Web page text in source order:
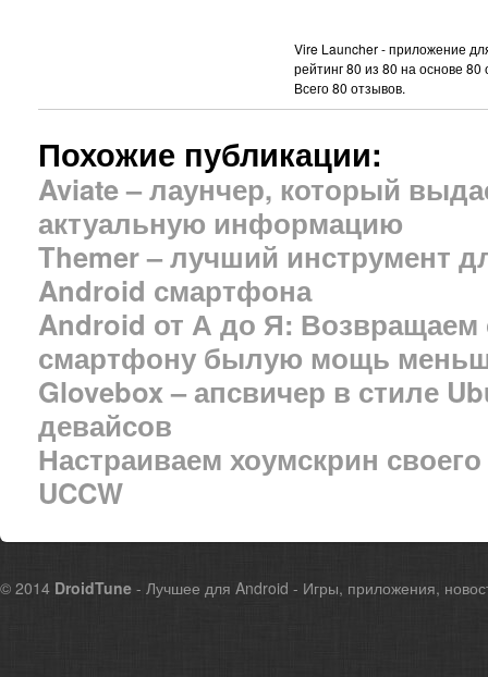
Vire Launcher - приложение
рейтинг80 из 80 на основе 80
Всего80 отзывов.
Похожие публикации:
Aviate – лаунчер, который
актуальную информацию
Themer – лучший инструмент
Android смартфона
Android от А до Я: Возвращаем
смартфону былую мощь
Glovebox – апсвичер в стиле
девайсов
Настраиваем хоумскрин
UCCW
© 2014 DroidTune - Лучшее для Android - Игры, приложения,